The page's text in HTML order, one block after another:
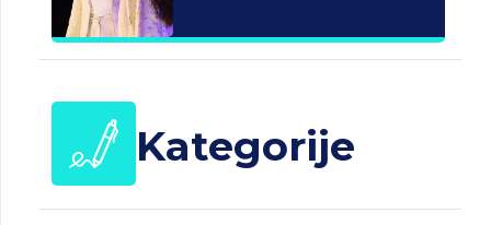
Kategorije